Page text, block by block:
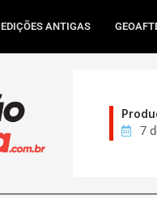
EDIÇÕES ANTIGAS
7